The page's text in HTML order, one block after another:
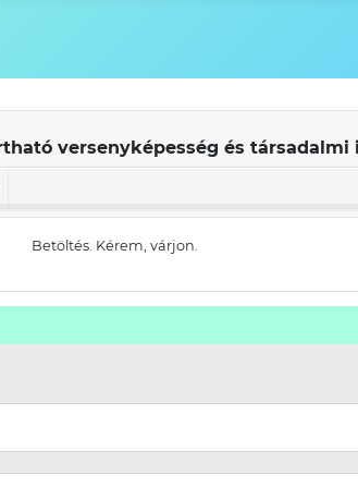
versenyképesség és társadalmi
Betöltés. Kérem, várjon.